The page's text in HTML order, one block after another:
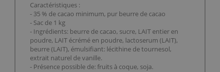
Caractéristiques :
- 35 % de cacao minimum, pur beurre de cacao
- Sac de 1 kg
- Ingrédients: beurre de cacao, sucre, LAIT entier en
poudre, LAIT écrémé en poudre, lactoserum (LAIT),
beurre (LAIT), émulsifiant: lécithine de tournesol,
extrait naturel de vanille.
- Présence possible de: fruits à coque, soja.